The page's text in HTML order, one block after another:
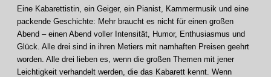
Eine Kabarettistin, ein Geiger, ein Pianist, Kammermusik und eine
packende Geschichte: Mehr braucht es nicht für einen großen
Abend – einen Abend voller Intensität, Humor, Enthusiasmus und
Glück. Alle drei sind in ihren Metiers mit namhaften Preisen geehrt
worden. Alle drei lieben es, wenn die großen Themen mit jener
Leichtigkeit verhandelt werden, die das Kabarett kennt. Wenn